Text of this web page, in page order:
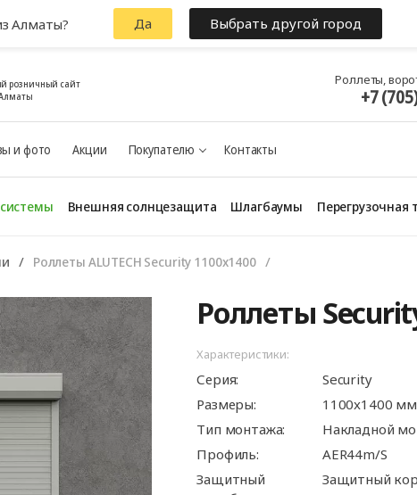
розничный сайт
Роллеты,
+7
и фото Акции Покупателю Контакты
Панорамные ворота Въездные ворота
Откатные ворота
откатных ворот
Автоматика для
гаражных ворот
Автоматика для
промышленных
для
для
Роллетные решетки
Внешняя солнцезащита Шлагбаумы Перегрузочная
Перегрузочные
площадки
Перегрузочные
тамбуры
Роллеты ALUTECH Security 1100x1400
Роллеты
Характеристики:
Серия:
Security
Размеры:
1100x1400 мм
Тип монтажа:
Накладной
Профиль:
AER44m/S
Защитный
Защитный
Алматы? Да Выбрать другой город